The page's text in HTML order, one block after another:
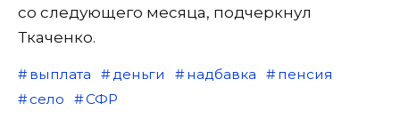
со следующего месяца, подчеркнул
Ткаченко.
выплата деньги надбавка
пенсия
село
СФР